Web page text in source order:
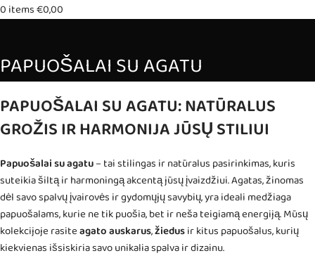
0 items€0,00
PAPUOŠALAI SU AGATU
PAPUOŠALAI SU AGATU: NATŪRALUS
GROŽIS IR HARMONIJA JŪSŲ STILIUI
Papuošalai su agatu– tai stilingas ir natūralus pasirinkimas, kuris
suteikia šiltą ir harmoningą akcentą jūsų įvaizdžiui. Agatas, žinomas
dėl savo spalvų įvairovės ir gydomųjų savybių, yra ideali medžiaga
papuošalams, kurie ne tik puošia, bet ir neša teigiamą energiją. Mūsų
kolekcijoje rasiteagatoauskarus,žiedusir kitus papuošalus, kurių
kiekvienas išsiskiria savo unikalia spalva ir dizainu.